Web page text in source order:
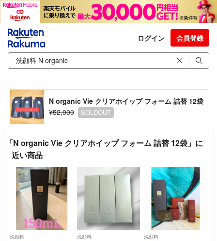
ログイン 会員登録
N organic Vie クリアホイップ フォーム 詰替 12袋
¥52,000
SOLDOUT
「N organic Vie クリアホイップ フォーム 詰替 12袋」に
近い商品
洗顔料 洗顔料 洗顔料